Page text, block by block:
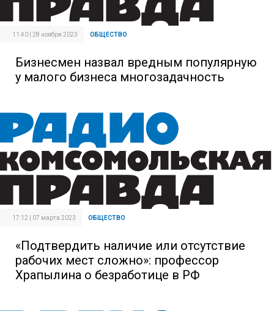
11:40 | 28 ноября 2023 ОБЩЕСТВО
Бизнесмен назвал вредным популярную
у малого бизнеса многозадачность
17:12 | 07 марта 2023 ОБЩЕСТВО
«Подтвердить наличие или отсутствие
рабочих мест сложно»: профессор
Храпылина о безработице в РФ